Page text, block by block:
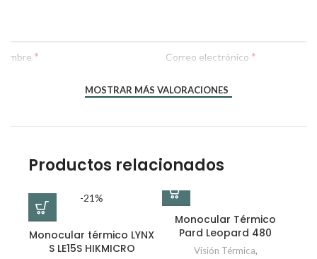
* Correo electrónico *
MOSTRAR MÁS VALORACIONES
Productos relacionados
-21%
Monocular térmico LYNX
S LE15S HIKMICRO
Monocular Térmico
Pard Leopard 480
Visión Térmica,